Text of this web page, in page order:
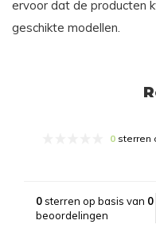
ervoor dat de producten
geschikte modellen.
0 sterren
0sterren op basis van 0
beoordelingen